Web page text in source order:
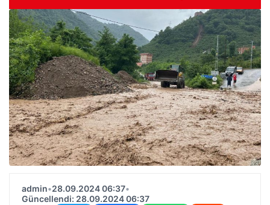
admin•28.09.2024 06:37•
Güncellendi: 28.09.2024 06:37